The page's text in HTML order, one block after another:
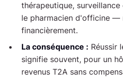
thérapeutique,
le pharmacien d'officine —
financièrement.
La conséquence : Réussir
signifie souvent, pour un
revenus T2A sans